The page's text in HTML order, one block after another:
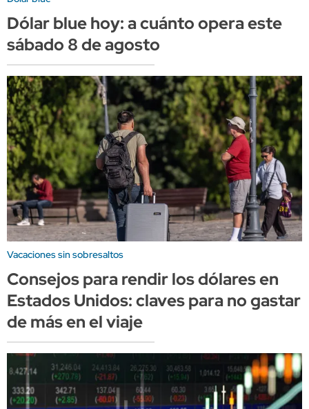
Dólar blue hoy: a cuánto opera este
sábado 8 de agosto
Vacaciones sin sobresaltos
Consejos para rendir los dólares en
Estados Unidos: claves para no gastar
de más en el viaje